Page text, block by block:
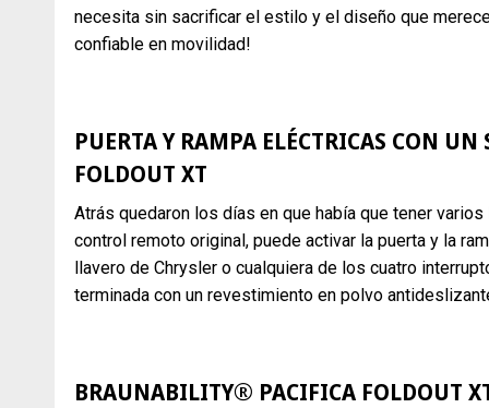
necesita sin sacrificar el estilo y el diseño que
confiable en movilidad!
PUERTA Y RAMPA ELÉCTRICAS CON
FOLDOUT XT
Atrás quedaron los días en que había que tener
control remoto original, puede activar la puerta y la
llavero de Chrysler o cualquiera de los cuatro
terminada con un revestimiento en polvo
BRAUNABILITY® PACIFICA FOLDOUT